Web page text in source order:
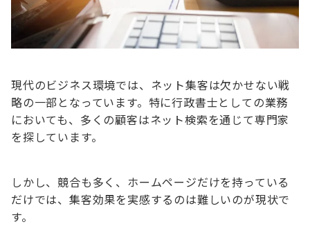
現代のビジネス環境では、ネット集客は欠かせない戦
略の一部となっています。特に行政書士としての業務
においても、多くの顧客はネット検索を通じて専門家
を探しています。
しかし、競合も多く、ホームページだけを持っている
だけでは、集客効果を実感するのは難しいのが現状で
す。